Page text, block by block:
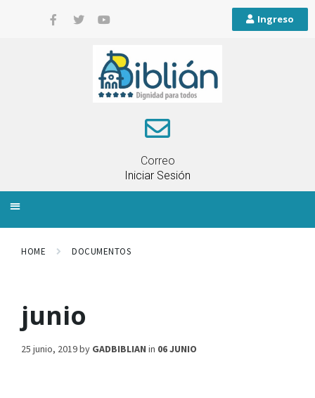
Ingreso
Correo
Iniciar Sesión
HOME DOCUMENTOS
junio
25 junio, 2019by GADBIBLIAN in 06 JUNIO